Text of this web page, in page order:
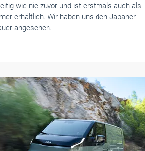
wie nie zuvor und ist erstmals auch als
erhältlich. Wir haben uns den Japaner
angesehen.